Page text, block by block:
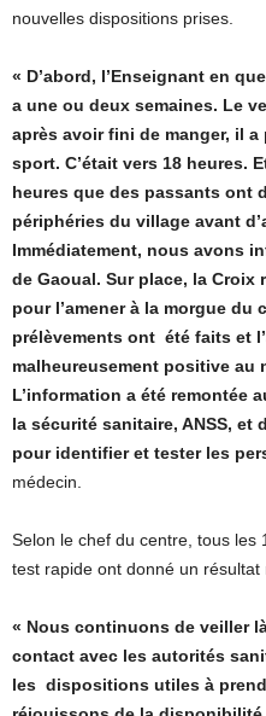
nouvelles dispositions prises.
« D’abord, l’Enseignant en
a une ou deux semaines. Le
après avoir fini de manger, il
sport. C’était vers 18 heures.
heures que des passants ont
périphéries du village avant
Immédiatement, nous avons
de Gaoual. Sur place, la
pour l’amener à la morgue du
prélèvements ont été faits et
malheureusement positive au
L’information a été remontée
la sécurité sanitaire, ANSS,
pour identifier et tester les
médecin.
Selon le chef du centre, tous les
test rapide ont donné un résultat
« Nous continuons de veiller
contact avec les autorités
les dispositions utiles à